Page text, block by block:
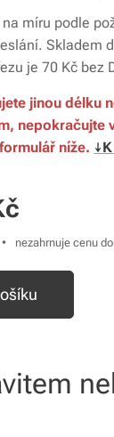
míru podle
Skladem
je 70 Kč bez
jinou délku
nepokračujte
níže.
nezahrnuje cenu